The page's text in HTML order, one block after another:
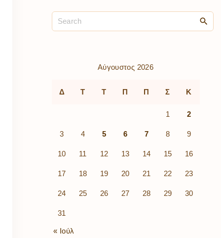
Αύγουστος 2026
Δ Τ Τ Π Π Σ Κ
1 2
3 4 5 6 7 8 9
10 11 12 13 14 15 16
17 18 19 20 21 22 23
24 25 26 27 28 29 30
31
« Ιούλ